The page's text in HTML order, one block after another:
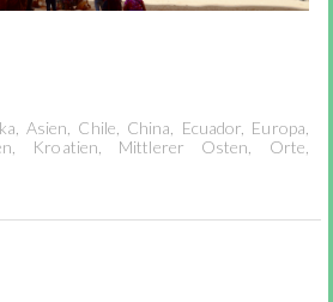
Asien Chile China Ecuador Europa
Kroatien Mittlerer Osten Orte